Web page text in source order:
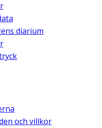
diarium
och villkor